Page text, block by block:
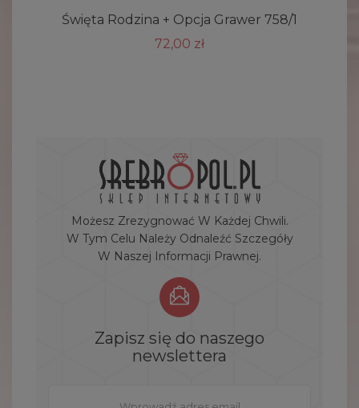
Święta Rodzina + Opcja Grawer 758/1
72,00 zł
Możesz Zrezygnować W Każdej Chwili.
W Tym Celu Należy Odnaleźć Szczegóły
W Naszej Informacji Prawnej.
Zapisz się do naszego
newslettera